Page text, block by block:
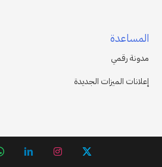
المساعدة
مدونة رقمي
إعلانات الميزات الجديدة